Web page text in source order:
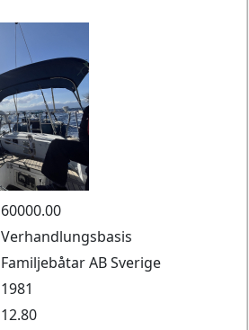
60000.00
Verhandlungsbasis
Familjebåtar AB Sverige
1981
12.80